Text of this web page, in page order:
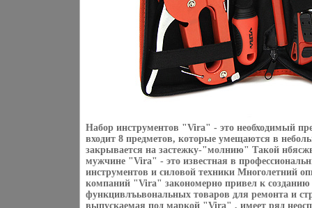
Набор инструментов "Vira" - это необходимый
входит 8 предметов, которые умещаются в
закрывается на застежку-"молнию" Такой
мужчине "Vira" - это известная в
инструментов и силовой техники Многолетний
компаний "Vira" закономерно привел к созданию
функцивлъьвональных товаров для ремонта и
выпускаемая под маркой "Vira" , имеет ряд